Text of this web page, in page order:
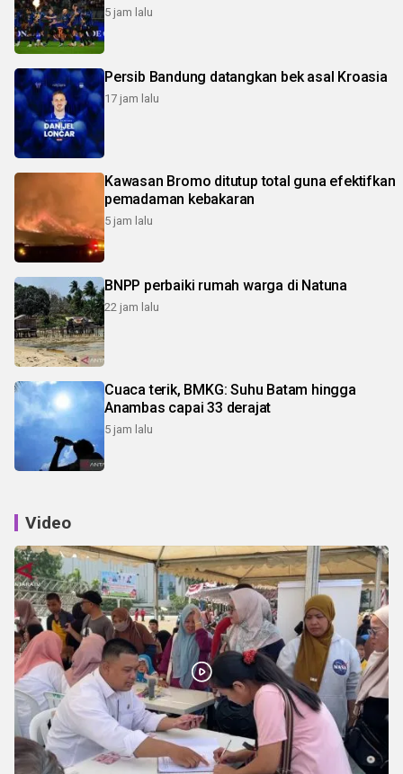
5 jam lalu
Persib Bandung datangkan bek asal Kroasia
17 jam lalu
Kawasan Bromo ditutup total guna efektifkan
pemadaman kebakaran
5 jam lalu
BNPP perbaiki rumah warga di Natuna
22 jam lalu
Cuaca terik, BMKG: Suhu Batam hingga
Anambas capai 33 derajat
5 jam lalu
Video